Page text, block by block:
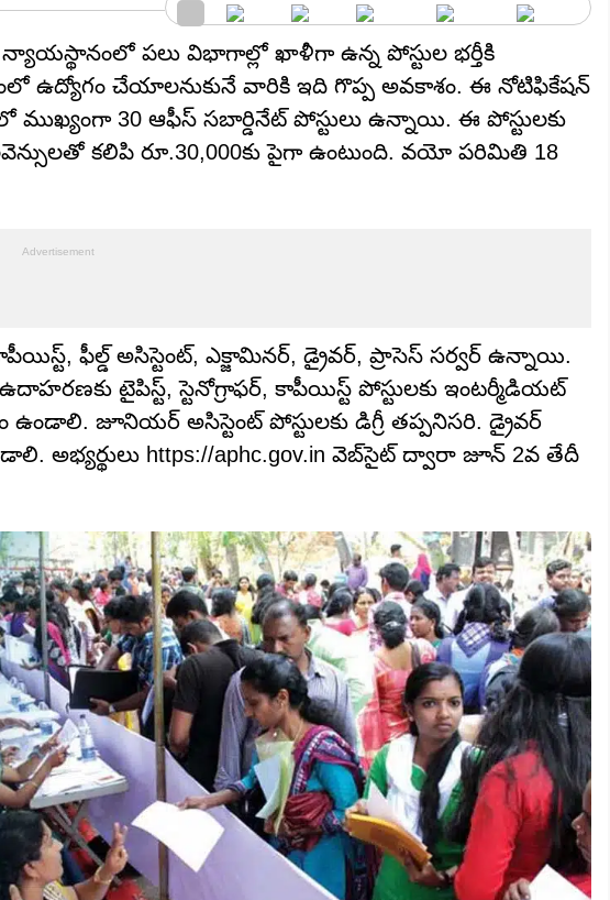
న్యాయస్థానంలో పలు విభాగాల్లో ఖాళీగా ఉన్న పోస్టుల భర్తీకి
ఉద్యోగం చేయాలనుకునే వారికి ఇది గొప్ప అవకాశం. ఈ నోటిఫికేషన్
ముఖ్యంగా 30 ఆఫీస్ సబార్డినేట్ పోస్టులు ఉన్నాయి. ఈ పోస్టులకు
కలిపి రూ.30,000కు పైగా ఉంటుంది. వయో పరిమితి 18
ఫీల్డ్ అసిస్టెంట్, ఎక్జామినర్, డ్రైవర్, ప్రాసెస్ సర్వర్ ఉన్నాయి.
టైపిస్ట్, స్టెనోగ్రాఫర్, కాపీయిస్ట్ పోస్టులకు ఇంటర్మీడియట్
జూనియర్ అసిస్టెంట్ పోస్టులకు డిగ్రీ తప్పనిసరి. డ్రైవర్
అభ్యర్థులు https://aphc.gov.in వెబ్‌సైట్ ద్వారా జూన్ 2వ తేదీ